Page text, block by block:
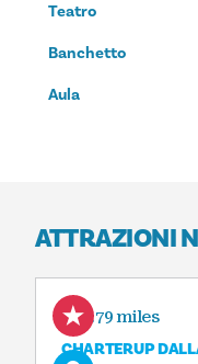
Teatro
Banchetto
Aula
ATTRAZIONI
1.79 miles
CHARTERUP